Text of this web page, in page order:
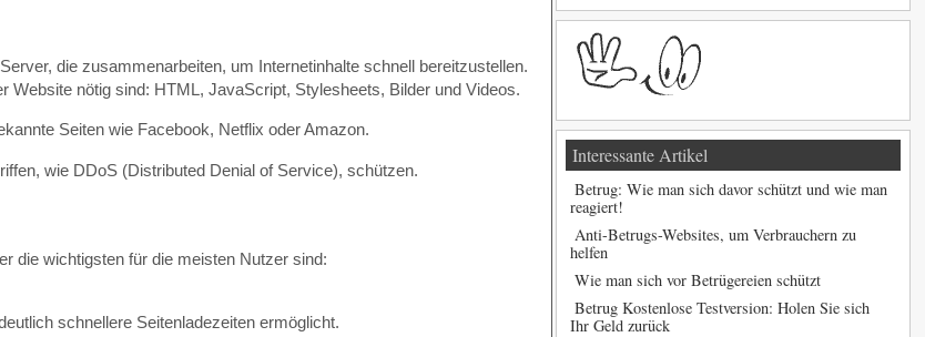
die zusammenarbeiten, um Internetinhalte schnell bereitzustellen.
nötig sind: HTML, JavaScript, Stylesheets, Bilder und Videos.
Seiten wie Facebook, Netflix oder Amazon.
wie DDoS (Distributed Denial of Service), schützen.
die wichtigsten für die meisten Nutzer sind:
schnellere Seitenladezeiten ermöglicht.
Interessante Artikel
Betrug: Wie man sich davor schützt und wie man
reagiert!
Anti-Betrugs-Websites, um Verbrauchern zu
helfen
Wie man sich vor Betrügereien schützt
Betrug Kostenlose Testversion: Holen Sie sich
Ihr Geld zurück